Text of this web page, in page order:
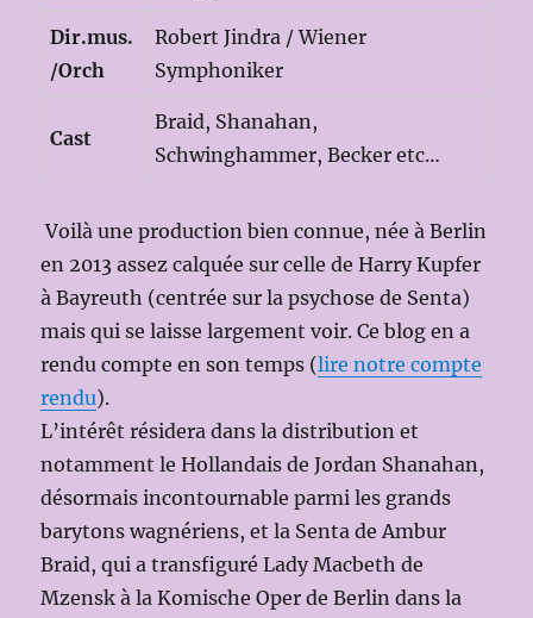
Dir.mus.
/Orch
Robert Jindra / Wiener
Symphoniker
Cast
Braid, Shanahan,
Schwinghammer, Becker etc…
Voilà une production bien connue, née à Berlin
en 2013 assez calquée sur celle de Harry Kupfer
à Bayreuth (centrée sur la psychose de Senta)
mais qui se laisse largement voir. Ce blog en a
rendu compte en son temps (lire notre compte
rendu).
L’intérêt résidera dans la distribution et
notamment le Hollandais de Jordan Shanahan,
désormais incontournable parmi les grands
barytons wagnériens, et la Senta de Ambur
Braid, qui a transfiguré Lady Macbeth de
Mzensk à la Komische Oper de Berlin dans la